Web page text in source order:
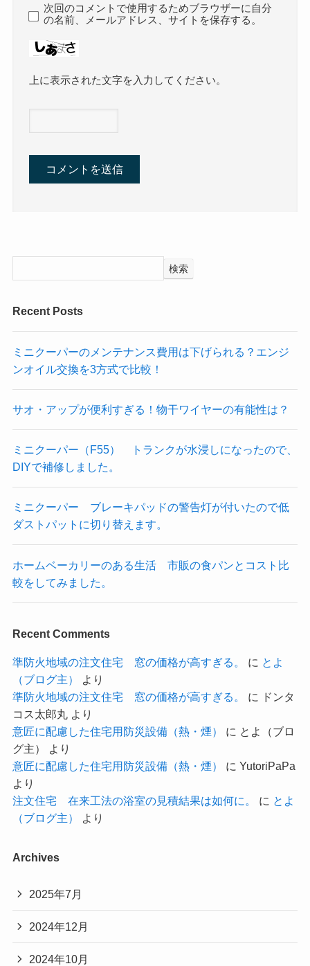
次回のコメントで使用するためブラウザーに自分
の名前、メールアドレス、サイトを保存する。
上に表示された文字を入力してください。
検索
Recent Posts
ミニクーパーのメンテナンス費用は下げられる？エンジ
ンオイル交換を3方式で比較！
サオ・アップが便利すぎる！物干ワイヤーの有能性は？
ミニクーパー（F55） トランクが水浸しになったので、
DIYで補修しました。
ミニクーパー ブレーキパッドの警告灯が付いたので低
ダストパットに切り替えます。
ホームベーカリーのある生活 市販の食パンとコスト比
較をしてみました。
Recent Comments
準防火地域の注文住宅 窓の価格が高すぎる。 に とよ
（ブログ主）
より
準防火地域の注文住宅 窓の価格が高すぎる。
に
ドンタ
コス太郎丸より
意匠に配慮した住宅用防災設備（熱・煙）
に とよ（ブロ
グ主）
より
意匠に配慮した住宅用防災設備（熱・煙）
に YutoriPaPa
より
注文住宅 在来工法の浴室の見積結果は如何に。
に とよ
（ブログ主）
より
Archives
2025年7月
2024年12月
2024年10月